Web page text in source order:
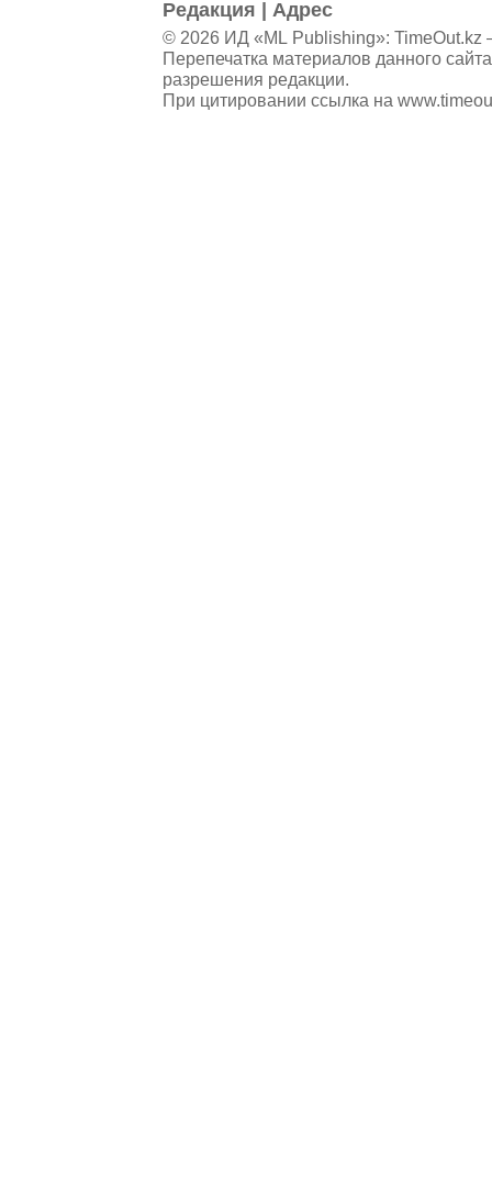
Редакция Адрес
© 2026 ИД «ML Publishing»: TimeOut.kz
Перепечатка материалов данного
разрешения редакции.
При цитировании ссылка на